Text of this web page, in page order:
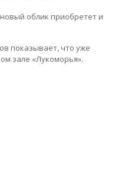
облик приобретет и
показывает, что уже
зале «Лукоморья».